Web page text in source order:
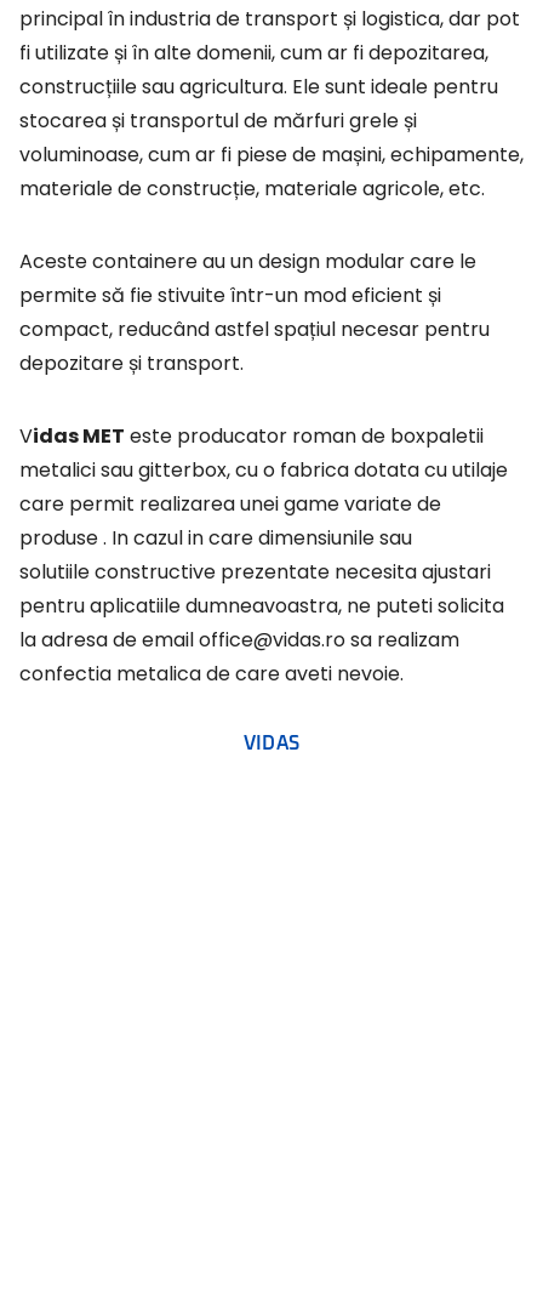
principal în industria de transport și logistica, dar pot
fi utilizate și în alte domenii, cum ar fi depozitarea,
construcțiile sau agricultura. Ele sunt ideale pentru
stocarea și transportul de mărfuri grele și
voluminoase, cum ar fi piese de mașini, echipamente,
materiale de construcție, materiale agricole, etc.
Aceste containere au un design modular care le
permite să fie stivuite într-un mod eficient și
compact, reducând astfel spațiul necesar pentru
depozitare și transport.
Vidas MET este producator roman de boxpaletii
metalici sau gitterbox, cu o fabrica dotata cu utilaje
care permit realizarea unei game variate de
produse . In cazul in care dimensiunile sau
solutiileconstructive prezentate necesita ajustari
pentru aplicatiile dumneavoastra, ne puteti solicita
la adresa de emailoffice@vidas.rosa realizam
confectia metalica de care aveti nevoie.
VIDAS